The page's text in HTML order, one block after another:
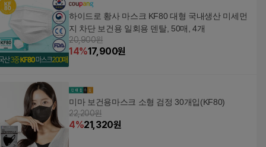
하이드로 황사 마스크 KF80 대형 국내생산 미세먼
지 차단 보건용 일회용 덴탈, 50매, 4개
20,900원
14%17,900원
미마 보건용마스크 소형 검정 30개입(KF80)
22,200원
4%21,320원